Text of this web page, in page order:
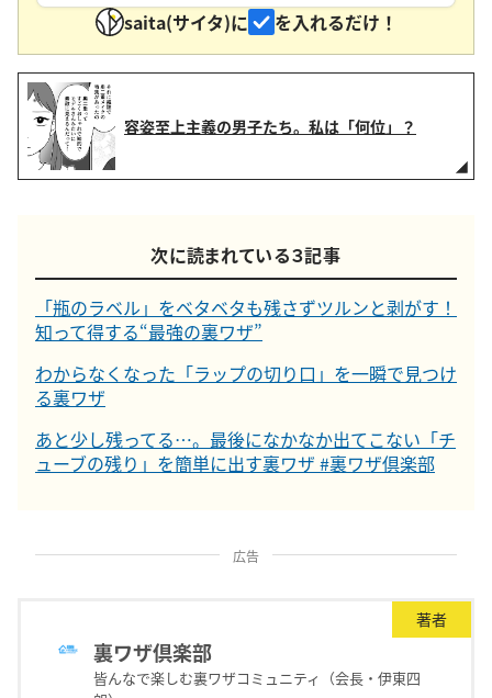
saita(サイタ)に
を入れるだけ！
容姿至上主義の男子たち。私は「何位」？
次に読まれている３記事
「瓶のラベル」をベタベタも残さずツルンと剥がす！
知って得する“最強の裏ワザ”
わからなくなった「ラップの切り口」を一瞬で見つけ
る裏ワザ
あと少し残ってる…。最後になかなか出てこない「チ
ューブの残り」を簡単に出す裏ワザ #裏ワザ倶楽部
広告
著者
裏ワザ倶楽部
皆んなで楽しむ裏ワザコミュニティ（会長・伊東四